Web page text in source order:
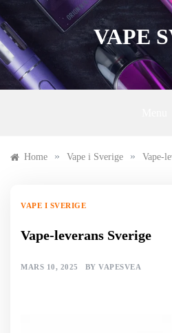
to
content
VAPE
Home » Vape i Sverige » Vape-
VAPE I SVERIGE
Vape-leverans Sverige
MARS 10, 2025 BY VAPESVEA